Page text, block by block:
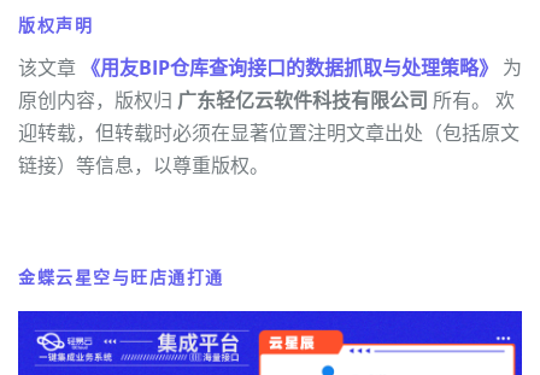
版权声明
该文章 《用友BIP仓库查询接口的数据抓取与处理策略》 为
原创内容，版权归 广东轻亿云软件科技有限公司 所有。 欢
迎转载，但转载时必须在显著位置注明文章出处（包括原文
链接）等信息，以尊重版权。
金蝶云星空与旺店通打通